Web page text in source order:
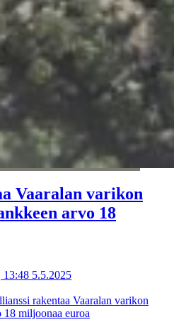
Vaaralan varikon
arvo 18
13:48 5.5.2025
rakentaa Vaaralan varikon
miljoonaa euroa